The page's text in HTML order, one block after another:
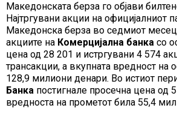
Македонската берза го објави
Најтргувани акции на официјалниот
Mакедонска берза во седмиот
акциите на Комерцијална банка со
цена од 28 201 и истргувани 4 574
трансакции, а вкупната вредност на
128,9 милиони денари. Во истиот
Банка постигнале просечна цена од
вредноста на прометот била 55,4